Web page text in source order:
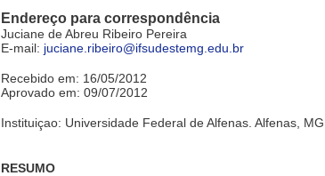
Endereço para correspondência
Juciane de Abreu Ribeiro Pereira
E-mail: juciane.ribeiro@ifsudestemg.edu.br
Recebido em: 16/05/2012
Aprovado em: 09/07/2012
Instituiçao: Universidade Federal de Alfenas. Alfenas,
RESUMO